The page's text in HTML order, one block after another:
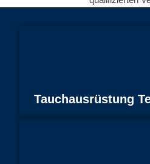
Tauchausrüstung